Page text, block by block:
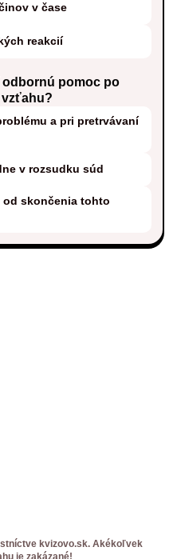
v čase
reakcií
pomoc po
a pri pretrvávaní
v rozsudku súd
skončenia tohto
kvizovo.sk. Akékoľvek